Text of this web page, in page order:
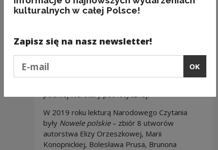
wyjątkowy charakter – w związku z jubileuszem
do lekturyPrzedwiośniaStefana Żeromskiego,
Niepodległości
– specjalnie przygotowanego
na tę okazję zbioru powstałych na przestrzeni
polskiej literatury patriotycznej.
W 2019 roku lekturą Narodowego Czytania
były Nowele polskie– zbiór 8 utworów
autorstwa Elizy Orzeszkowej, Marii
Konopnickiej, Bolesława Prusa, Brunona
kulturalnych w całej Polsce!
Zapisz się na nasz newsletter!
OK